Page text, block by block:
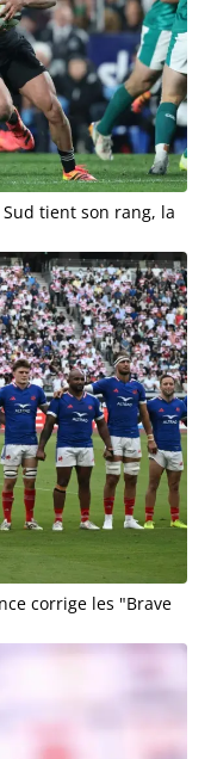
tient son rang, la
corrige les "Brave